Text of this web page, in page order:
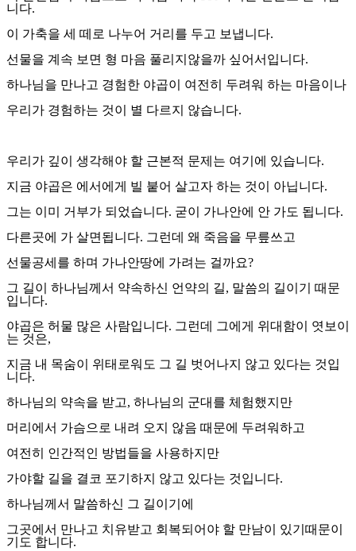
니다.
이 가축을 세 떼로 나누어 거리를 두고 보냅니다.
선물을 계속 보면 형 마음 풀리지않을까 싶어서입니다.
하나님을 만나고 경험한 야곱이 여전히 두려워 하는 마음이나
우리가 경험하는 것이 별 다르지 않습니다.
우리가 깊이 생각해야 할 근본적 문제는 여기에 있습니다.
지금 야곱은 에서에게 빌 붙어 살고자 하는 것이 아닙니다.
그는 이미 거부가 되었습니다. 굳이 가나안에 안 가도 됩니다.
다른곳에 가 살면됩니다. 그런데 왜 죽음을 무릎쓰고
선물공세를 하며 가나안땅에 가려는 걸까요?
그 길이 하나님께서 약속하신 언약의 길, 말씀의 길이기 때문
입니다.
야곱은 허물 많은 사람입니다. 그런데 그에게 위대함이 엿보이
는 것은,
지금 내 목숨이 위태로워도 그 길 벗어나지 않고 있다는 것입
니다.
하나님의 약속을 받고, 하나님의 군대를 체험했지만
머리에서 가슴으로 내려 오지 않음 때문에 두려워하고
여전히 인간적인 방법들을 사용하지만
가야할 길을 결코 포기하지 않고 있다는 것입니다.
하나님께서 말씀하신 그 길이기에
그곳에서 만나고 치유받고 회복되어야 할 만남이 있기때문이
기도 합니다.